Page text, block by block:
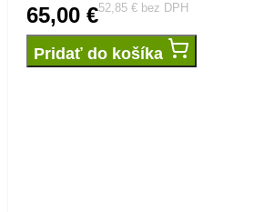
65,00 €52,85 € bez DPH
Pridať do košíka